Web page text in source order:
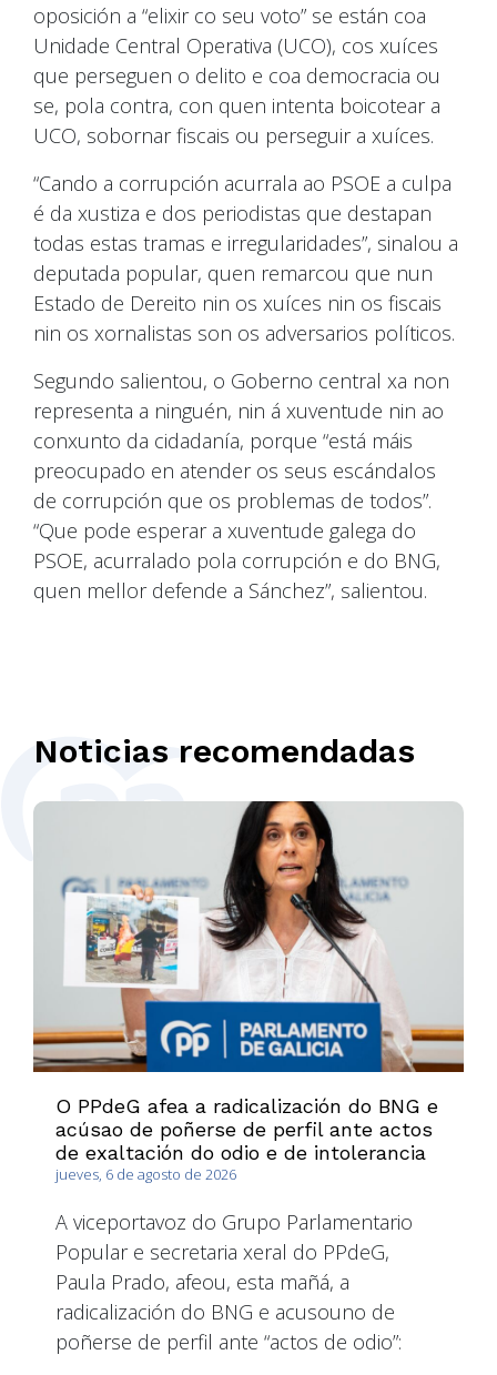
oposición a “elixir co seu voto” se están coa
Unidade Central Operativa (UCO), cos xuíces
que perseguen o delito e coa democracia ou
se, pola contra, con quen intenta boicotear a
UCO, sobornar fiscais ou perseguir a xuíces.
“Cando a corrupción acurrala ao PSOE a culpa
é da xustiza e dos periodistas que destapan
todas estas tramas e irregularidades”, sinalou a
deputada popular, quen remarcou que nun
Estado de Dereito nin os xuíces nin os fiscais
nin os xornalistas son os adversarios políticos.
Segundo salientou, o Goberno central xa non
representa a ninguén, nin á xuventude nin ao
conxunto da cidadanía, porque “está máis
preocupado en atender os seus escándalos
de corrupción que os problemas de todos”.
“Que pode esperar a xuventude galega do
PSOE, acurralado pola corrupción e do BNG,
quen mellor defende a Sánchez”, salientou.
Noticias recomendadas
O PPdeG afea a radicalización do BNG e
acúsao de poñerse de perfil ante actos
de exaltación do odio e de intolerancia
jueves, 6 de agosto de 2026
A viceportavoz do Grupo Parlamentario
Popular e secretaria xeral do PPdeG,
Paula Prado, afeou, esta mañá, a
radicalización do BNG e acusouno de
poñerse de perfil ante “actos de odio”: